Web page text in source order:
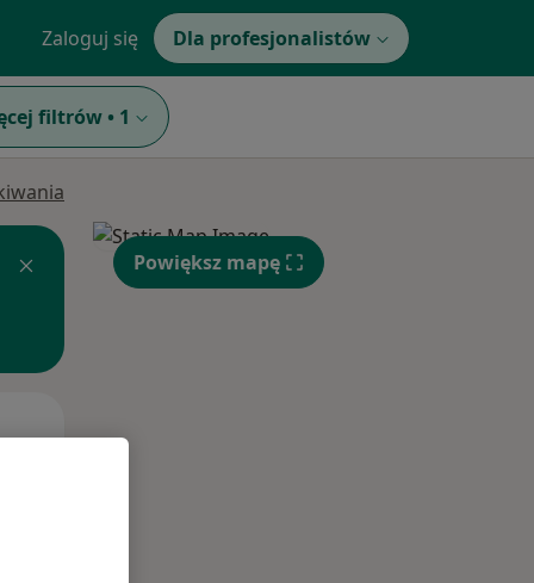
Zaloguj się Dla profesjonalistów
filtrów • 1
Powiększ mapę